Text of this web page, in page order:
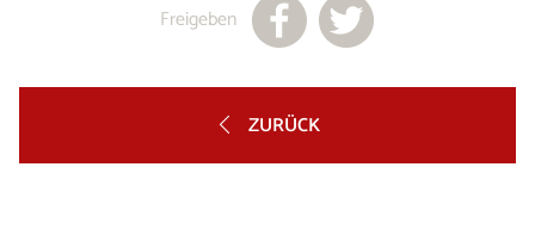
Freigeben
ZURÜCK